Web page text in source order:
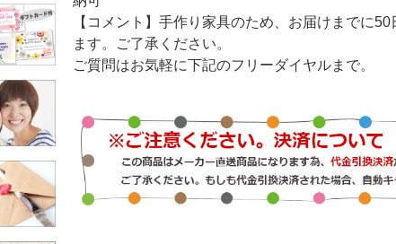
【コメント】手作り家具のため、お届けまでに
ます。ご了承ください。
ご質問はお気軽に下記のフリーダイヤルまで。